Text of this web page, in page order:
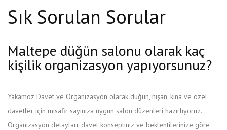
Sık Sorulan Sorular
Maltepe düğün salonu olarak kaç
kişilik organizasyon yapıyorsunuz?
Yakamoz Davet ve Organizasyon olarak düğün, nişan, kına ve özel
davetler için misafir sayınıza uygun salon düzenleri hazırlıyoruz.
Organizasyon detayları, davet konseptiniz ve beklentilerinize göre